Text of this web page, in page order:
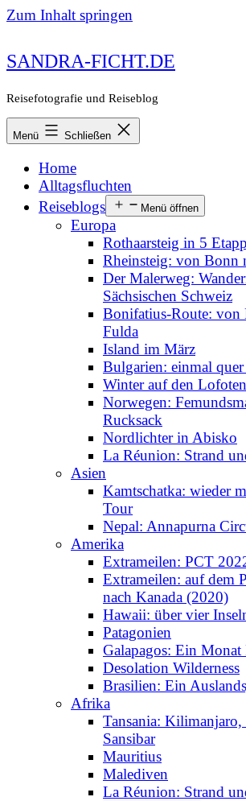
Zum Inhalt springen
SANDRA-FICHT.DE
Reisefotografie und Reiseblog
Menü Schließen
Home
Alltagsfluchten
Reiseblogs
Menü öffnen
Europa
Rothaarsteig in 5
Rheinsteig: von Bonn
Der Malerweg:
Sächsischen Schweiz
Bonifatius-Route: von
Fulda
Island im März
Bulgarien: einmal
Winter auf den Lofoten
Norwegen:
Rucksack
Nordlichter in Abisko
La Réunion: Strand
Asien
Kamtschatka: wieder
Tour
Nepal: Annapurna
Amerika
Extrameilen: PCT
Extrameilen: auf dem
nach Kanada (2020)
Hawaii: über vier
Patagonien
Galapagos: Ein
Desolation Wilderness
Brasilien: Ein
Afrika
Tansania: Kilimanjaro,
Sansibar
Mauritius
Malediven
La Réunion: Strand